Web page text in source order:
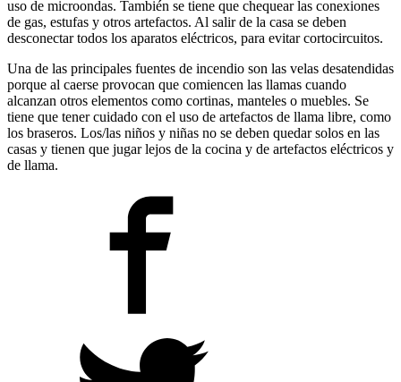
uso de microondas. También se tiene que chequear las conexiones
de gas, estufas y otros artefactos. Al salir de la casa se deben
desconectar todos los aparatos eléctricos, para evitar cortocircuitos.
Una de las principales fuentes de incendio son las velas desatendidas
porque al caerse provocan que comiencen las llamas cuando
alcanzan otros elementos como cortinas, manteles o muebles. Se
tiene que tener cuidado con el uso de artefactos de llama libre, como
los braseros. Los/las niños y niñas no se deben quedar solos en las
casas y tienen que jugar lejos de la cocina y de artefactos eléctricos y
de llama.